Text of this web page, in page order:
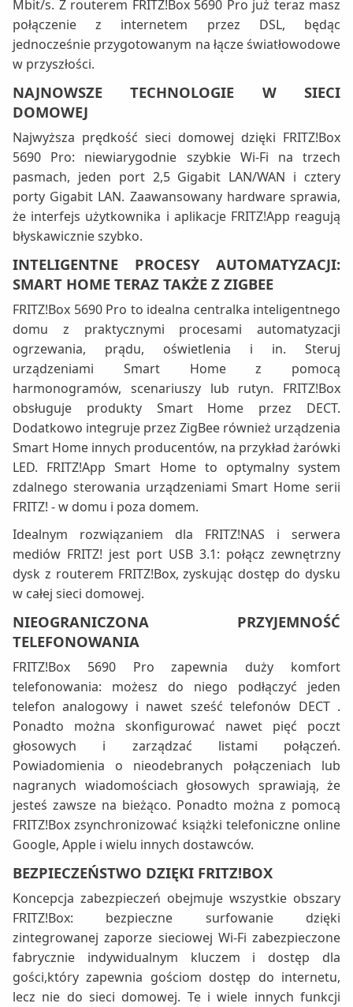
Mbit/s. Z routerem FRITZ!Box 5690 Pro już teraz masz
połączenie z internetem przez DSL, będąc
jednocześnie przygotowanym na łącze światłowodowe
w przyszłości.
NAJNOWSZE TECHNOLOGIE W SIECI
DOMOWEJ
Najwyższa prędkość sieci domowej dzięki FRITZ!Box
5690 Pro: niewiarygodnie szybkie Wi-Fi na trzech
pasmach, jeden port 2,5 Gigabit LAN/WAN i cztery
porty Gigabit LAN. Zaawansowany hardware sprawia,
że interfejs użytkownika i aplikacje FRITZ!App reagują
błyskawicznie szybko.
INTELIGENTNE PROCESY AUTOMATYZACJI:
SMART HOME TERAZ TAKŻE Z ZIGBEE
FRITZ!Box 5690 Pro to idealna centralka inteligentnego
domu z praktycznymi procesami automatyzacji
ogrzewania, prądu, oświetlenia i in. Steruj
urządzeniami Smart Home z pomocą
harmonogramów, scenariuszy lub rutyn. FRITZ!Box
obsługuje produkty Smart Home przez DECT.
Dodatkowo integruje przez ZigBee również urządzenia
Smart Home innych producentów, na przykład żarówki
LED. FRITZ!App Smart Home to optymalny system
zdalnego sterowania urządzeniami Smart Home serii
FRITZ! - w domu i poza domem.
Idealnym rozwiązaniem dla FRITZ!NAS i serwera
mediów FRITZ! jest port USB 3.1: połącz zewnętrzny
dysk z routerem FRITZ!Box, zyskując dostęp do dysku
w całej sieci domowej.
NIEOGRANICZONA PRZYJEMNOŚĆ
TELEFONOWANIA
FRITZ!Box 5690 Pro zapewnia duży komfort
telefonowania: możesz do niego podłączyć jeden
telefon analogowy i nawet sześć telefonów DECT .
Ponadto można skonfigurować nawet pięć poczt
głosowych i zarządzać listami połączeń.
Powiadomienia o nieodebranych połączeniach lub
nagranych wiadomościach głosowych sprawiają, że
jesteś zawsze na bieżąco. Ponadto można z pomocą
FRITZ!Box zsynchronizować książki telefoniczne online
Google, Apple i wielu innych dostawców.
BEZPIECZEŃSTWO DZIĘKI FRITZ!BOX
Koncepcja zabezpieczeń obejmuje wszystkie obszary
FRITZ!Box: bezpieczne surfowanie dzięki
zintegrowanej zaporze sieciowej Wi-Fi zabezpieczone
fabrycznie indywidualnym kluczem i dostęp dla
gości,który zapewnia gościom dostęp do internetu,
lecz nie do sieci domowej. Te i wiele innych funkcji